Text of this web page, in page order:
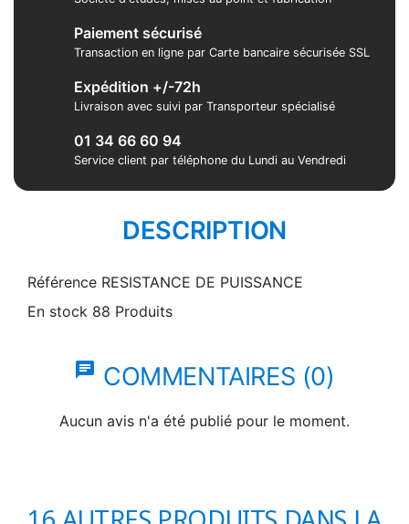
Paiement sécurisé
Transaction en ligne par Carte bancaire sécurisée SSL
Expédition +/-72h
Livraison avec suivi par Transporteur spécialisé
01 34 66 60 94
Service client par téléphone du Lundi au Vendredi
DESCRIPTION
Référence RESISTANCE DE PUISSANCE
En stock 88 Produits
chat COMMENTAIRES (0)
Aucun avis n'a été publié pour le moment.